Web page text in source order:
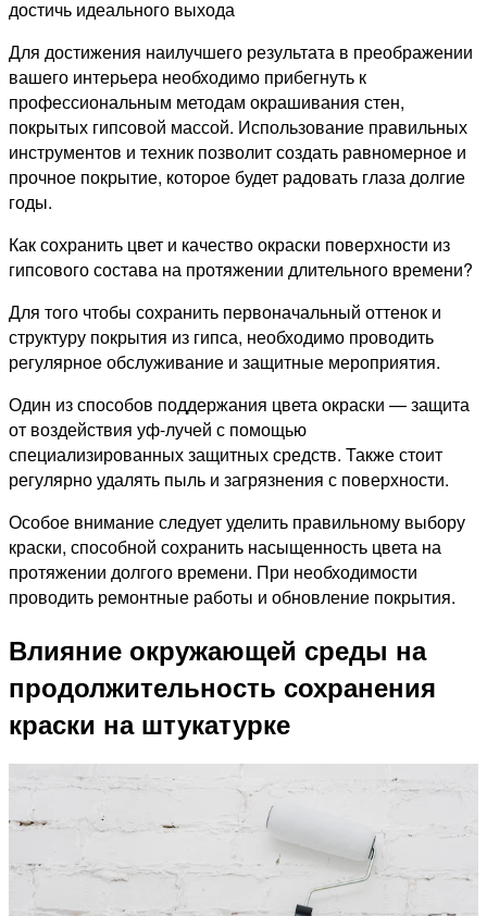
достичь идеального выхода
Для достижения наилучшего результата в преображении
вашего интерьера необходимо прибегнуть к
профессиональным методам окрашивания стен,
покрытых гипсовой массой. Использование правильных
инструментов и техник позволит создать равномерное и
прочное покрытие, которое будет радовать глаза долгие
годы.
Как сохранить цвет и качество окраски поверхности из
гипсового состава на протяжении длительного времени?
Для того чтобы сохранить первоначальный оттенок и
структуру покрытия из гипса, необходимо проводить
регулярное обслуживание и защитные мероприятия.
Один из способов поддержания цвета окраски — защита
от воздействия уф-лучей с помощью
специализированных защитных средств. Также стоит
регулярно удалять пыль и загрязнения с поверхности.
Особое внимание следует уделить правильному выбору
краски, способной сохранить насыщенность цвета на
протяжении долгого времени. При необходимости
проводить ремонтные работы и обновление покрытия.
Влияние окружающей среды на
продолжительность сохранения
краски на штукатурке